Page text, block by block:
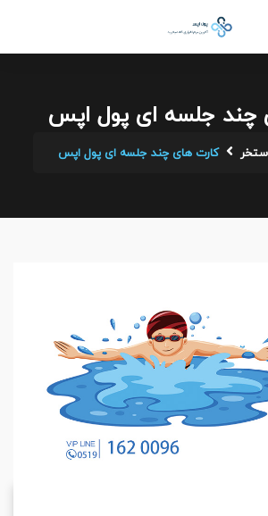
چند جلسه ای پول اپس
کارت های چند جلسه ای پول اپس